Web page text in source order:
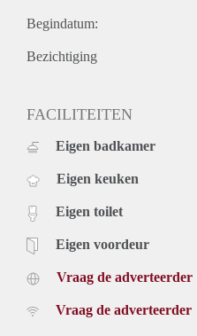
Begindatum:
Bezichtiging
FACILITEITEN
Eigen badkamer
Eigen keuken
Eigen toilet
Eigen voordeur
Vraag de adverteerder
Vraag de adverteerder